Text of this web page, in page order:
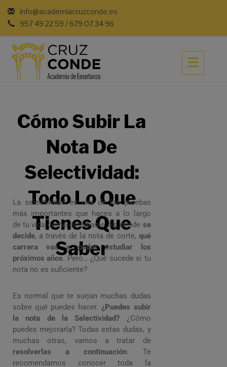
info@academiacruzconde.es
957 49 22 59 / 679 07 34 96
Cómo Subir La
Nota De
Selectividad:
Todo Lo Que
Tienes Que
Saber
La selectividad es una de las pruebas
más importantes que haces a lo largo
de tu vida como estudiante. Es donde se
decide, a través de la nota de corte, qué
carrera vas a poder estudiar los
próximos años. Pero… ¿Qué sucede si tu
nota no es suficiente?
Es normal que te surjan muchas dudas
sobre qué puedes hacer.¿Puedes subir
la nota de la Selectividad? ¿Cómo
puedes mejorarla? Todas estas dudas, y
muchas otras, vamos a tratar de
resolverlas a continuación. Te
recomendamos conocer toda la